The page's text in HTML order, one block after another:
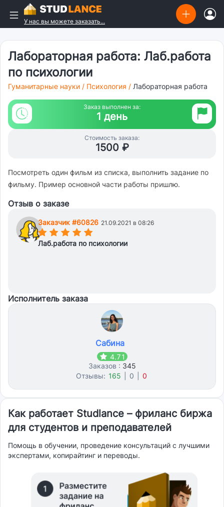
У нас вы можете заказать...
Лабораторная работа: Лаб.работа
по психологии
Гуманитарные науки / Психология / Лабораторная работа
Заказ выполнен за:
1 день
Стоимость заказа:
1500 ₽
Посмотреть один фильм из списка, выполнить задание по
фильму. Пример основной части работы пришлю.
Отзыв о заказе
Заказчик #60826 21.09.2021 в 08:26
(*)(*)(*)(*)(*)
Лаб.работа по психологии
Исполнитель заказа
Сабина
4.71
Заказов : 345
Отзывы: 165 0 0
Как работает Studlance – фриланс биржа
для студентов и преподавателей
Помощь в обучении, проведение консультаций с лучшими
экспертами, копирайтинг и переводы.